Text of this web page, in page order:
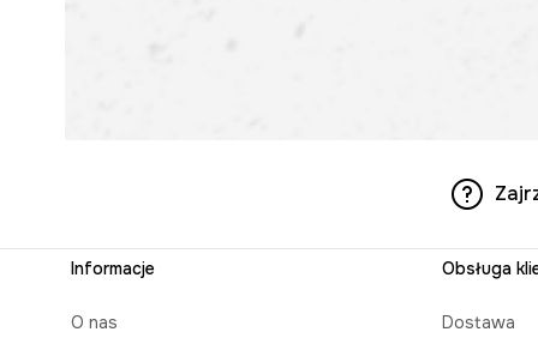
Informacje
O nas
Obsługa
Dostawa